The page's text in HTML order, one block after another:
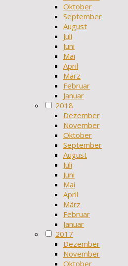
Oktober
September
August
Juli
Juni
Mai
April
März
Februar
Januar
2018
Dezember
November
Oktober
September
August
Juli
Juni
Mai
April
März
Februar
Januar
2017
Dezember
November
Oktober